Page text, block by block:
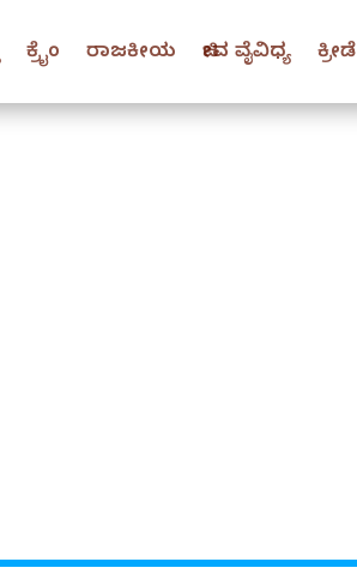
ಕ್ರೈಂ ರಾಜಕೀಯ ಜೀವ ವೈವಿಧ್ಯ ಕ್ರೀಡೆ